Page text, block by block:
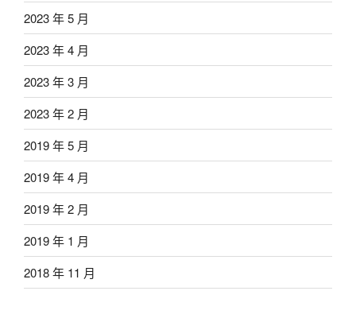
2023 年 5 月
2023 年 4 月
2023 年 3 月
2023 年 2 月
2019 年 5 月
2019 年 4 月
2019 年 2 月
2019 年 1 月
2018 年 11 月